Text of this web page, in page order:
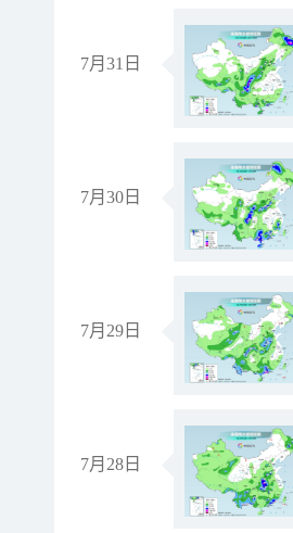
7月31日
7月30日
7月29日
7月28日